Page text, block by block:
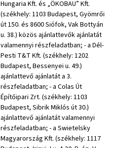
Hungaria Kft. és „ÖKOBAU” Kft.
(székhely: 1103 Budapest, Gyömrői
út 150. és 8600 Siófok, Vak Bottyán
u. 38.) közös ajánlattevők ajánlatát
valamennyi részfeladatban; - a Dél-
Pesti T&T Kft. (székhely: 1202
Budapest, Bessenyei u. 49.)
ajánlattevő ajánlatát a 3.
részfeladatban; - a Colas Út
Építőipari Zrt. (székhely: 1103
Budapest, Sibrik Miklós út 30.)
ajánlattevő ajánlatát valamennyi
részfeladatban; - a Swietelsky
Magyarország Kft. (székhely: 1117